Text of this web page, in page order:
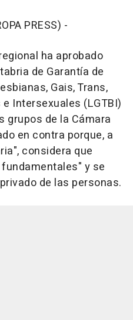
PRESS) -
ha aprobado
de Garantía de
Gais, Trans,
Intersexuales (LGTBI)
grupos de la Cámara
en contra porque, a
considera que
y se
de las personas.